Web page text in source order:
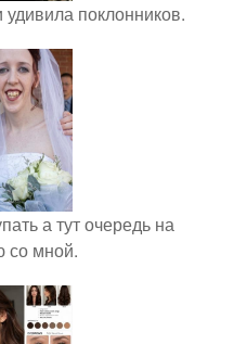
поклонников.
а тут очередь на
со мной.